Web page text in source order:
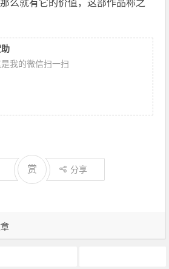
么就有它的价值，这部作品称之
我的微信扫一扫
赏 分享